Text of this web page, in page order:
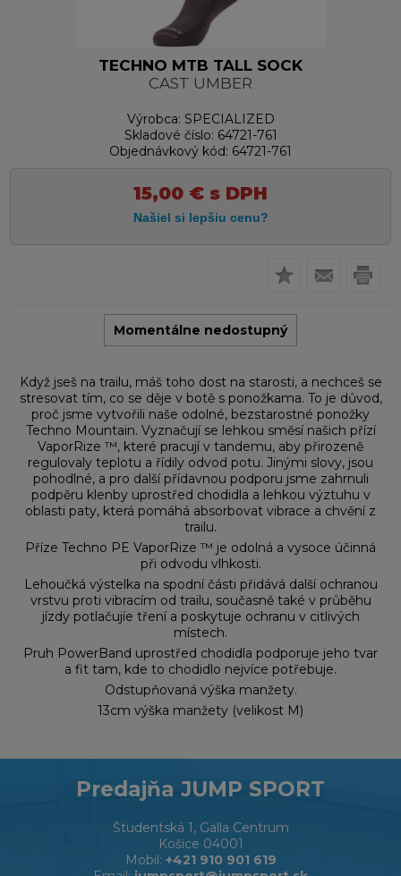
TECHNO MTB TALL SOCK
CAST UMBER
Výrobca: SPECIALIZED
Skladové číslo: 64721-761
Objednávkový kód: 64721-761
15,00 € s DPH
Momentálne nedostupný
Když jseš na trailu, máš toho dost na starosti, a nechceš se
stresovat tím, co se děje v botě s ponožkama. To je důvod,
proč jsme vytvořili naše odolné, bezstarostné ponožky
Techno Mountain. Vyznačují se lehkou směsí našich přízí
VaporRize ™, které pracují v tandemu, aby přirozeně
regulovaly teplotu a řídily odvod potu. Jinými slovy, jsou
pohodlné, a pro další přídavnou podporu jsme zahrnuli
podpěru klenby uprostřed chodidla a lehkou výztuhu v
oblasti paty, která pomáhá absorbovat vibrace a chvění z
trailu.
Příze Techno PE VaporRize ™ je odolná a vysoce účinná
při odvodu vlhkosti.
Lehoučká výstelka na spodní části přidává další ochranou
vrstvu proti vibracím od trailu, současně také v průběhu
jízdy potlačujíe tření a poskytuje ochranu v citlivých
místech.
Pruh PowerBand uprostřed chodidla podporuje jeho tvar
a fit tam, kde to chodidlo nejvíce potřebuje.
Odstupňovaná výška manžety.
13cm výška manžety (velikost M)
Predajňa JUMP SPORT
Študentská 1, Galla Centrum
Košice 04001
Mobil: +421 910 901 619